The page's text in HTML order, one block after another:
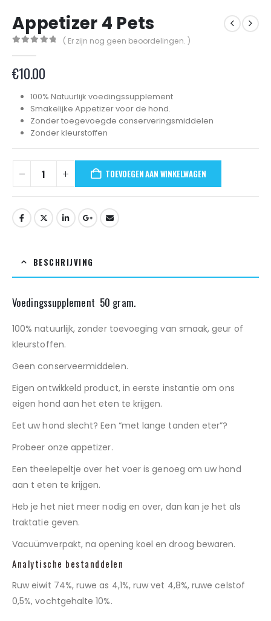
Appetizer 4 Pets
( Er zijn nog geen beoordelingen. )
€10.00
100% Natuurlijk voedingssupplement
Smakelijke Appetizer voor de hond.
Zonder toegevoegde conserveringsmiddelen
Zonder kleurstoffen
TOEVOEGEN AAN WINKELWAGEN
BESCHRIJVING
Voedingssupplement 50 gram.
100% natuurlijk, zonder toevoeging van smaak, geur of
kleurstoffen.
Geen conserveermiddelen.
Eigen ontwikkeld product, in eerste instantie om ons
eigen hond aan het eten te krijgen.
Eet uw hond slecht? Een “met lange tanden eter”?
Probeer onze appetizer.
Een theelepeltje over het voer is genoeg om uw hond
aan t eten te krijgen.
Heb je het niet meer nodig en over, dan kan je het als
traktatie geven.
Vacuümverpakt, na opening koel en droog bewaren.
Analytische bestanddelen
Ruw eiwit 74%, ruwe as 4,1%, ruw vet 4,8%, ruwe celstof
0,5%, vochtgehalte 10%.